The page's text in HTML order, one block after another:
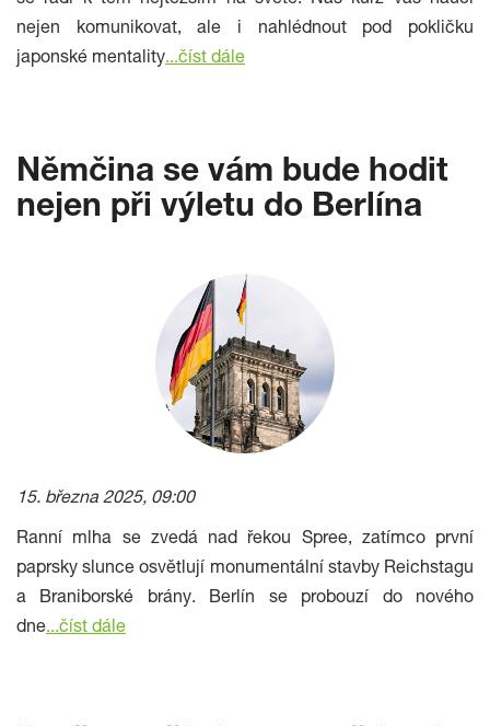
nejen komunikovat, ale i nahlédnout pod pokličku
japonské mentality...číst dále
Němčina se vám bude hodit
nejen při výletu do Berlína
15. března 2025, 09:00
Ranní mlha se zvedá nad řekou Spree, zatímco první
paprsky slunce osvětlují monumentální stavby Reichstagu
a Braniborské brány. Berlín se probouzí do nového
dne...číst dále